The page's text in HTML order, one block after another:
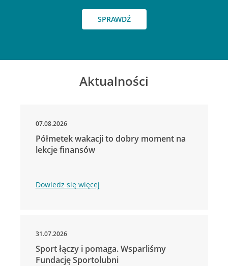
SPRAWDŹ
Aktualności
07.08.2026
Półmetek wakacji to dobry moment na
lekcje finansów
Dowiedz się więcej
31.07.2026
Sport łączy i pomaga. Wsparliśmy
Fundację Sportolubni